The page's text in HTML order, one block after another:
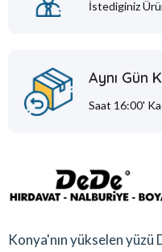
İstediginiz
Aynı Gün
Saat 16:00'
Konya'nın yükselen